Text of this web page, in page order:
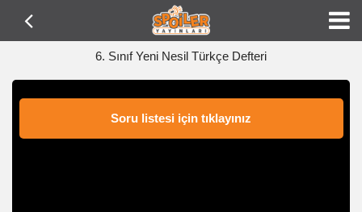
6. Sınıf Yeni Nesil Türkçe Defteri
Soru listesi için tıklayınız